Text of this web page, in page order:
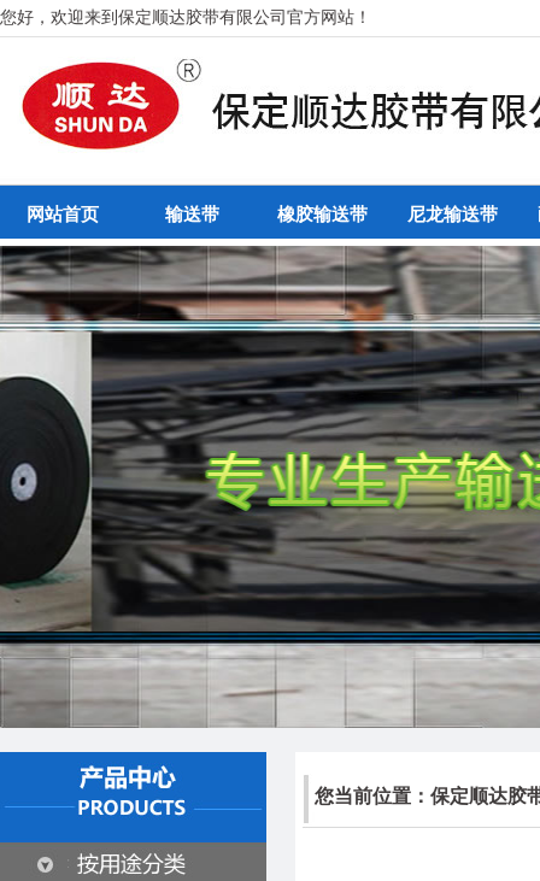
您好，欢迎来到保定顺达胶带有限公司官方网站！
网站首页 输送带 橡胶输送带 尼龙输送带
您当前位置： 保定顺达胶